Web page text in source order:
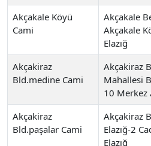
Akçakale Köyü
Cami
Akçakale
Akçakale
Elazığ
Akçakiraz
Bld.medine Cami
Akçakiraz
Mahallesi
10 Merkez
Akçakiraz
Bld.paşalar Cami
Akçakiraz
Elazığ-2
Elazığ